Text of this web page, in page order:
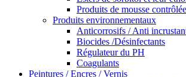
Produits de mousse contrôlée
Produits environnementaux
Anticorrosifs / Anti
Biocides /Désinfectants
Régulateur du PH
Coagulants
Peintures / Encres / Vernis